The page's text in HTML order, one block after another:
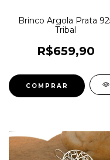
Brinco Argola Prata
Tribal
R$659,90